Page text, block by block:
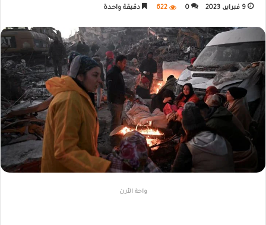
9 فبراير، 2023 0
622 دقيقة واحدة
واحة الأرن